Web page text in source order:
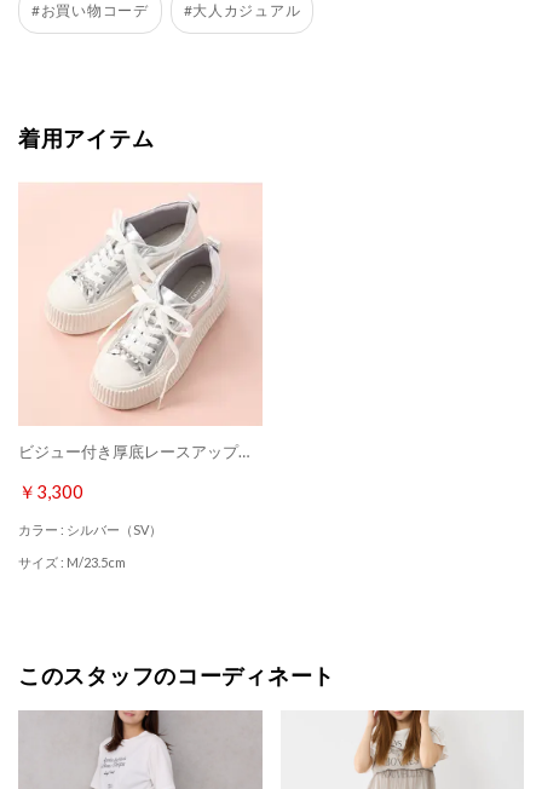
#お買い物コーデ #大人カジュアル
着用アイテム
ビジュー付き厚底レースアップスニーカー （シルバー）
￥3,300
カラー : シルバー（SV）
サイズ : M/23.5cm
このスタッフのコーディネート